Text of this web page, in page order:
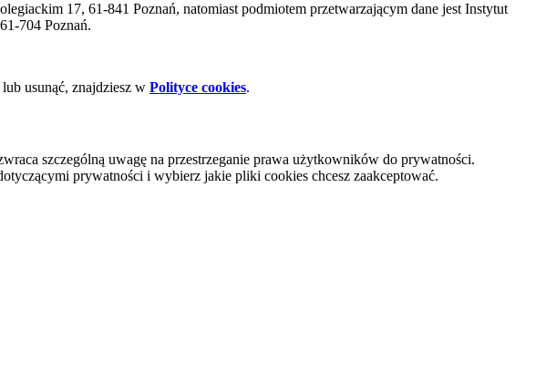
17, 61-841 Poznań, natomiast podmiotem przetwarzającym dane jest Instytut
704 Poznań.
usunąć, znajdziesz w Polityce cookies.
szczególną uwagę na przestrzeganie prawa użytkowników do prywatności.
prywatności i wybierz jakie pliki cookies chcesz zaakceptować.